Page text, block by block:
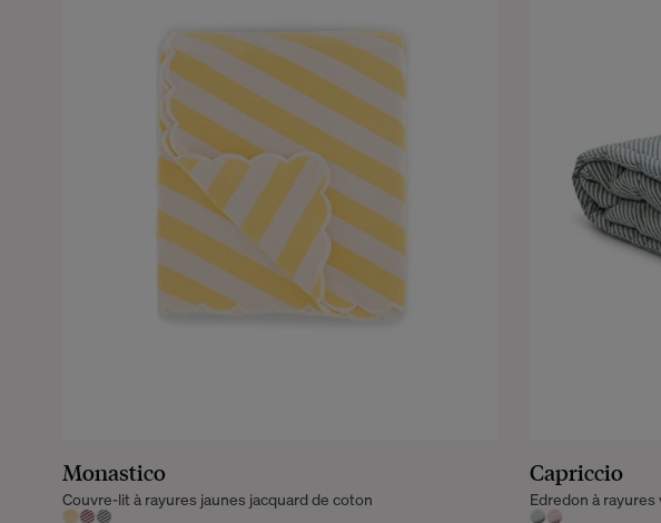
Monastico
Couvre-lit à rayures jaunes jacquard de coton
Capriccio
Edredon à